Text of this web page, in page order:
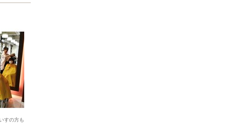
すの方も